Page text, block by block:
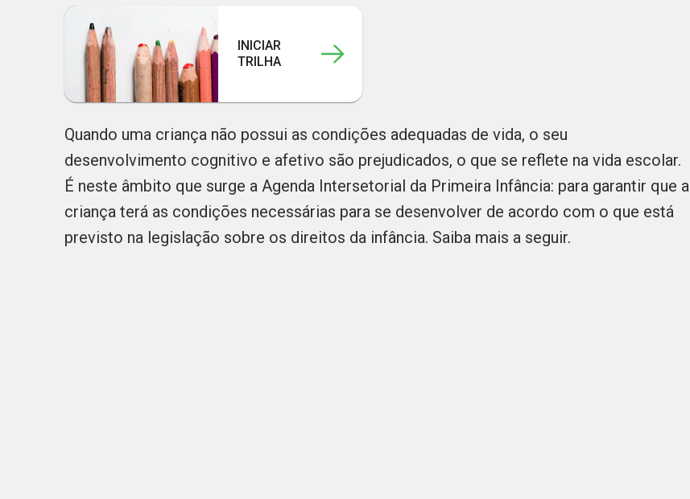
INICIAR
TRILHA
Quando uma criança não possui as condições adequadas de vida, o seu
desenvolvimento cognitivo e afetivo são prejudicados, o que se reflete na vida escolar.
É neste âmbito que surge a Agenda Intersetorial da Primeira Infância: para garantir que a
criança terá as condições necessárias para se desenvolver de acordo com o que está
previsto na legislação sobre os direitos da infância. Saiba mais a seguir.